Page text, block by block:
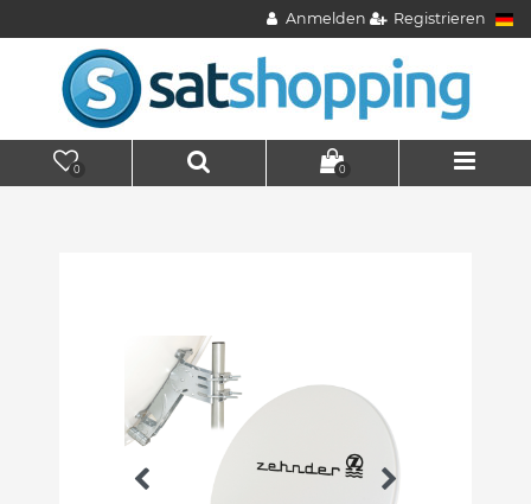
Anmelden Registrieren
0 0